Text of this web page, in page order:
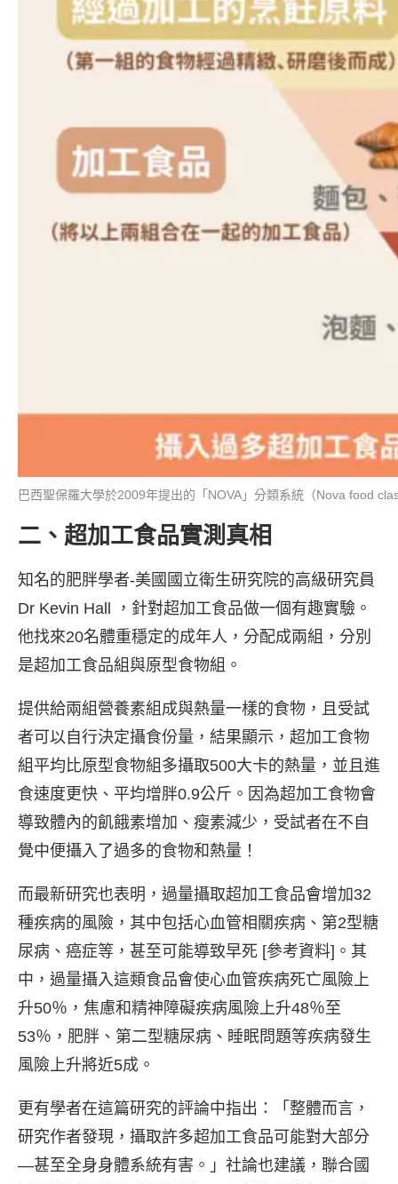
巴西聖保羅大學於2009年提出的「NOVA」分類系統（Nova food
二、超加工食品實測真相
知名的肥胖學者-美國國立衛生研究院的高級研究員
Dr Kevin Hall ，針對超加工食品做一個有趣實驗。
他找來20名體重穩定的成年人，分配成兩組，分別
是超加工食品組與原型食物組。
提供給兩組營養素組成與熱量一樣的食物，且受試
者可以自行決定攝食份量，結果顯示，超加工食物
組平均比原型食物組多攝取500大卡的熱量，並且進
食速度更快、平均增胖0.9公斤。因為超加工食物會
導致體內的飢餓素增加、瘦素減少，受試者在不自
覺中便攝入了過多的食物和熱量！
而最新研究也表明，過量攝取超加工食品會增加32
種疾病的風險，其中包括心血管相關疾病、第2型糖
尿病、癌症等，甚至可能導致早死 [參考資料]。其
中，過量攝入這類食品會使心血管疾病死亡風險上
升50％，焦慮和精神障礙疾病風險上升48％至
53％，肥胖、第二型糖尿病、睡眠問題等疾病發生
風險上升將近5成。
更有學者在這篇研究的評論中指出：「整體而言，
研究作者發現，攝取許多超加工食品可能對大部分
—甚至全身身體系統有害。」社論也建議，聯合國